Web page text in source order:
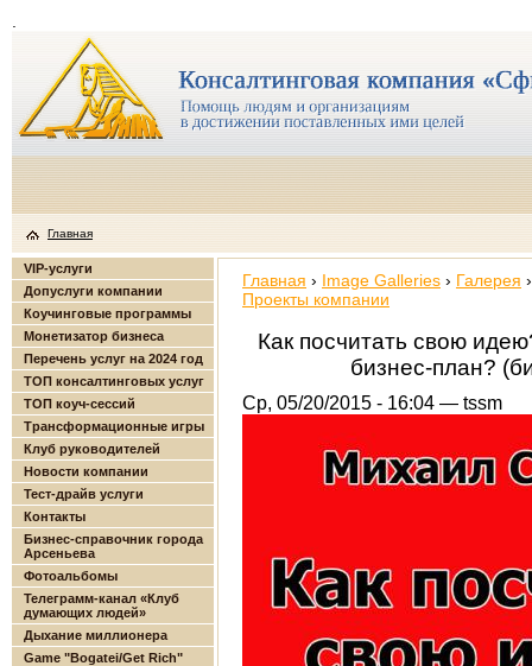
Главная
VIP-услуги
Допуслуги компании
Коучинговые программы
Монетизатор бизнеса
Перечень услуг на 2024 год
ТОП консалтинговых услуг
ТОП коуч-сессий
Трансформационные игры
Клуб руководителей
Новости компании
Тест-драйв услуги
Контакты
Бизнес-справочник города
Арсеньева
Фотоальбомы
Телеграмм-канал «Клуб
думающих людей»
Дыхание миллионера
Game "Bogatei/Get Rich"
Главная › Image Galleries › Галерея ›
Проекты компании
Как посчитать свою
бизнес-план?
Ср, 05/20/2015 - 16:04 — tssm